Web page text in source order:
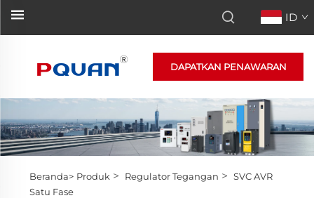
ID
DAPATKAN PENAWARAN
Beranda> Produk > Regulator Tegangan > SVC AVR
Satu Fase